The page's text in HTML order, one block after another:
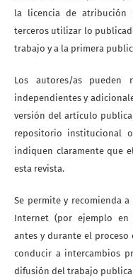
la licencia de atribución
terceros utilizar lo
trabajo y a la primera
Los autores/as pueden
independientes y
versión del artículo
repositorio institucional
indiquen claramente que
esta revista.
Se permite y recomienda
Internet (por ejemplo en
antes y durante el
conducir a intercambios
difusión del trabajo